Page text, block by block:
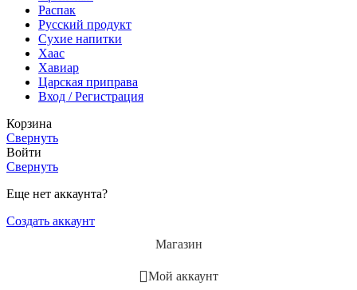
Распак
Русский продукт
Сухие напитки
Хаас
Хавиар
Царская приправа
Вход / Регистрация
Корзина
Свернуть
Войти
Свернуть
Еще нет аккаунта?
Создать аккаунт
Магазин
Мой аккаунт